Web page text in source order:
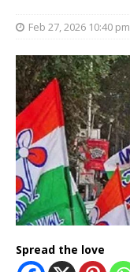
Feb 27, 2026 10:40 pm
Spread the love